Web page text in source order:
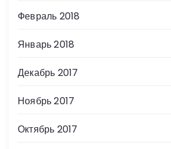
Февраль 2018
Январь 2018
Декабрь 2017
Ноябрь 2017
Октябрь 2017